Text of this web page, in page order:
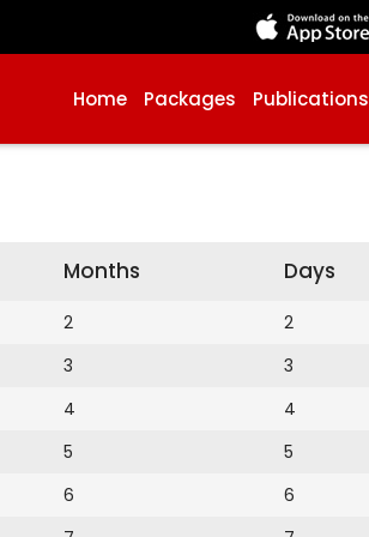
Home Packages Publications
Months
2
3
4
5
6
Days
2
3
4
5
6